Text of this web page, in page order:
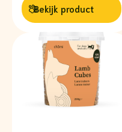
Bekijk product